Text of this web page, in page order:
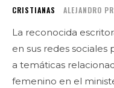
CRISTIANAS ALEJANDRO
La reconocida
en sus redes
a temáticas
femenino en el